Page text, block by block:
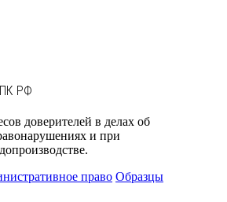
РФ
доверителей в делах об
и при
право Образцы